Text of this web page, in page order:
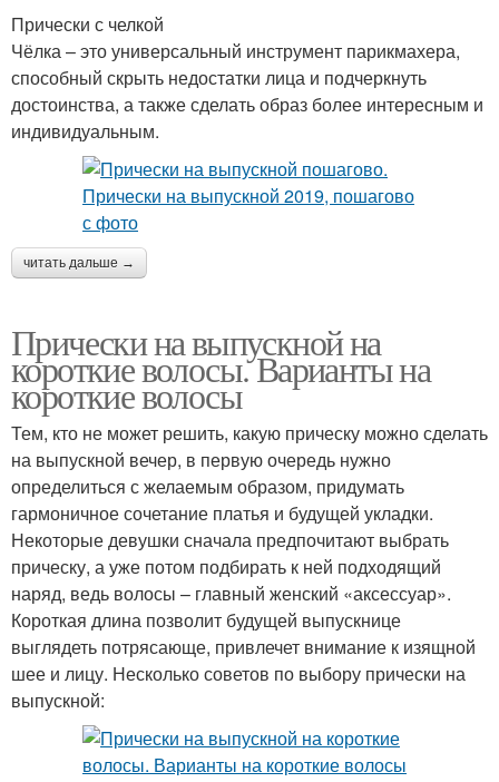
Прически с челкой
Чёлка – это универсальный инструмент парикмахера,
способный скрыть недостатки лица и подчеркнуть
достоинства, а также сделать образ более интересным и
индивидуальным.
читать дальше →
Прически на выпускной на
короткие волосы. Варианты на
короткие волосы­
Тем, кто не может решить, какую прическу можно сделать
на выпускной вечер, в первую очередь нужно
определиться с желаемым образом, придумать
гармоничное сочетание платья и будущей укладки.
Некоторые девушки сначала предпочитают выбрать
прическу, а уже потом подбирать к ней подходящий
наряд, ведь волосы – главный женский «аксессуар».
Короткая длина позволит будущей выпускнице
выглядеть потрясающе, привлечет внимание к изящной
шее и лицу. Несколько советов по выбору прически на
выпускной: